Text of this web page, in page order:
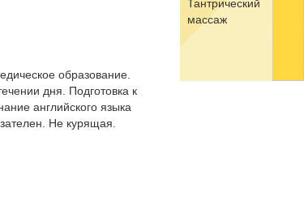
Тан­три­че­ский
мас­саж
образование.
дня. Подготовка к
английского языка
Не курящая.